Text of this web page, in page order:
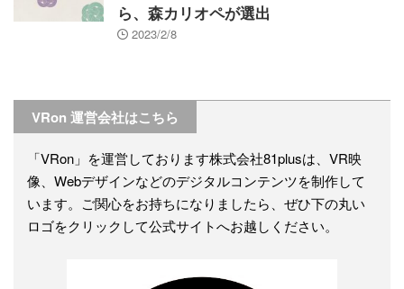
ら、森カリオペが選出
2023/2/8
VRon 運営会社はこちら
「VRon」を運営しております株式会社81plusは、VR映
像、Webデザインなどのデジタルコンテンツを制作して
います。ご関心をお持ちになりましたら、ぜひ下の丸い
ロゴをクリックして公式サイトへお越しください。